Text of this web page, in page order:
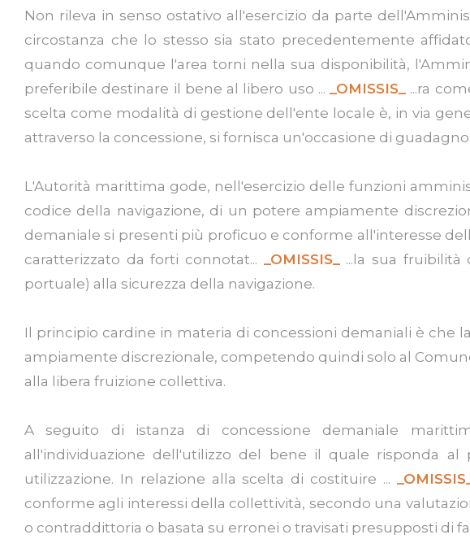
Non rileva in senso ostativo all'esercizio da parte
circostanza che lo stesso sia stato precedentemente
quando comunque l'area torni nella sua disponibilità,
preferibile destinare il bene al libero uso ...
_OMISSIS_
...ra
scelta come modalità di gestione dell'ente locale è, in via
attraverso la concessione, si fornisca un'occasione di
L'Autorità marittima gode, nell'esercizio delle funzioni
codice della navigazione, di un potere ampiamente
demaniale si presenti più proficuo e conforme all'interesse
caratterizzato da forti connotat...
_OMISSIS_
...la sua
portuale) alla sicurezza della navigazione.
Il principio cardine in materia di concessioni demaniali è che
ampiamente discrezionale, competendo quindi solo al
alla libera fruizione collettiva.
A seguito di istanza di concessione demaniale
all'individuazione dell'utilizzo del bene il quale risponda
utilizzazione. In relazione alla scelta di costituire ...
_OMISSIS_
conforme agli interessi della collettività, secondo una
o contraddittoria o basata su erronei o travisati presupposti di